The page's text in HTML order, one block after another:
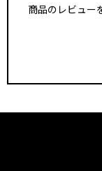
商品のレビュー